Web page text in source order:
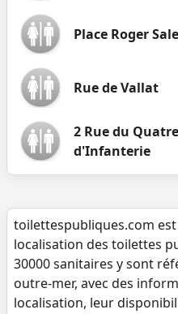
Place Roger
Rue de Vallat
2 Rue du
d'Infanterie
toilettespubliques.com
localisation des toilettes
30000 sanitaires y sont
outre-mer, avec des
localisation, leur